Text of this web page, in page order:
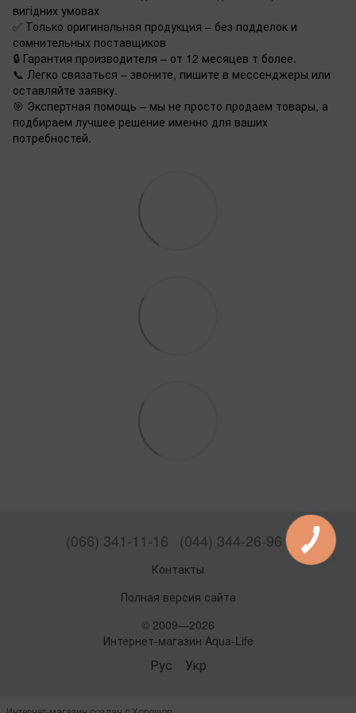
вигідних умовах
✅ Только оригинальная продукция – без подделок и
сомнительных поставщиков
🔒 Гарантия производителя – от 12 месяцев т более.
📞 Легко связаться – звоните, пишите в мессенджеры или
оставляйте заявку.
🎯 Экспертная помощь – мы не просто продаем товары, а
подбираем лучшее решение именно для ваших
потребностей.
(066) 341-11-16 (044) 344-26-96
Контакты
Полная версия сайта
© 2009—2026
Интернет-магазин Aqua-Life
Рус Укр